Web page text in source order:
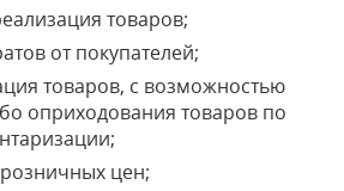
товаров;
от покупателей;
товаров, с возможностью
оприходования товаров по
цен;